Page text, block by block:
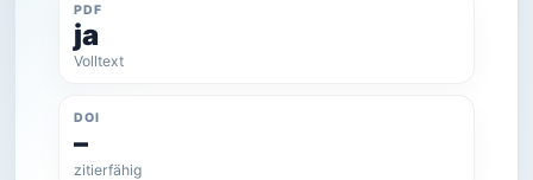
PDF
ja
Volltext
DOI
–
zitierfähig